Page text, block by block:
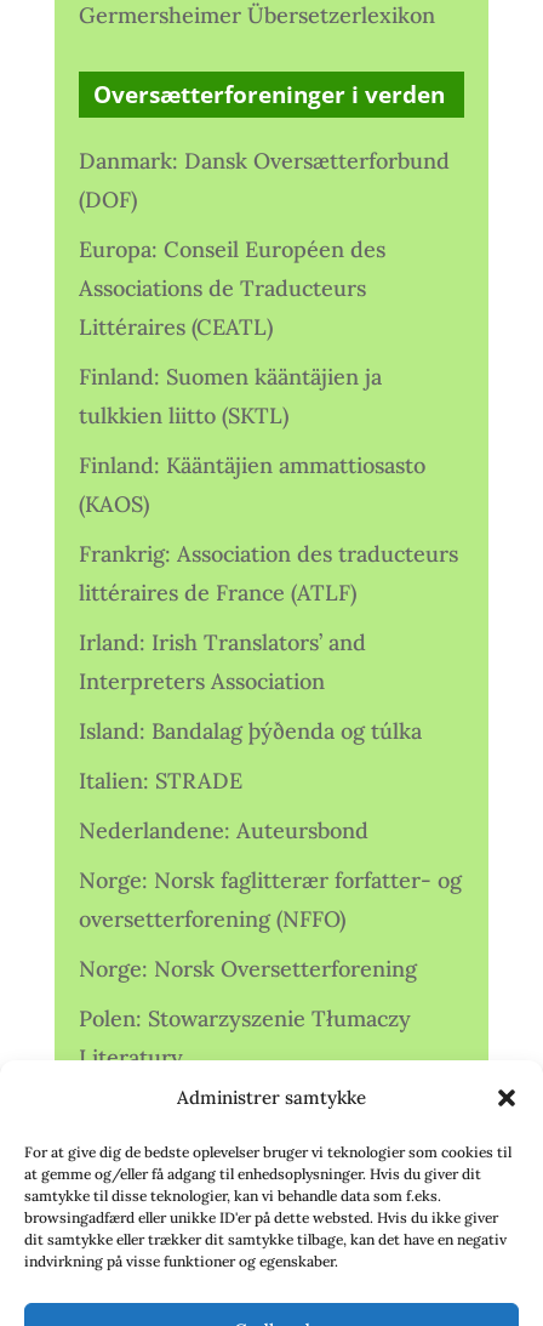
Administrer samtykke
For at give dig de bedste oplevelser bruger vi teknologier som cookies til
at gemme og/eller få adgang til enhedsoplysninger. Hvis du giver dit
samtykke til disse teknologier, kan vi behandle data som f.eks.
browsingadfærd eller unikke ID'er på dette websted. Hvis du ikke giver
dit samtykke eller trækker dit samtykke tilbage, kan det have en negativ
indvirkning på visse funktioner og egenskaber.
Germersheimer Übersetzerlexikon
Oversætterforeninger i verden
Danmark: Dansk Oversætterforbund
(DOF)
Europa: Conseil Européen des
Associations de Traducteurs
Littéraires (CEATL)
Finland: Suomen kääntäjien ja
tulkkien liitto (SKTL)
Finland: Kääntäjien ammattiosasto
(KAOS)
Frankrig: Association des traducteurs
littéraires de France (ATLF)
Irland: Irish Translators’ and
Interpreters Association
Island: Bandalag þýðenda og túlka
Italien: STRADE
Nederlandene: Auteursbond
Norge: Norsk faglitterær forfatter- og
oversetterforening (NFFO)
Norge: Norsk Oversetterforening
Polen: Stowarzyszenie Tłumaczy
Literatury
Storbritannien: Translators
Association (TA)
Sverige: Översättarsektionen (Ö.)
Sverige: Översättarcentrum (ÖC)